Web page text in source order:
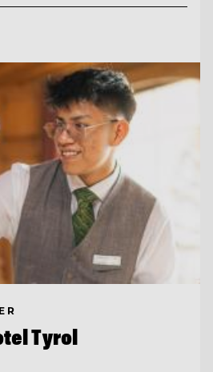
Tyrol